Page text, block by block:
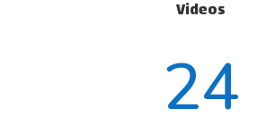
Videos
24